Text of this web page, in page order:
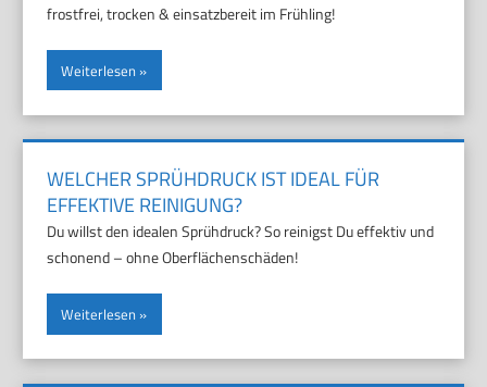
frostfrei, trocken & einsatzbereit im Frühling!
Weiterlesen
WELCHER SPRÜHDRUCK IST IDEAL FÜR
EFFEKTIVE REINIGUNG?
Du willst den idealen Sprühdruck? So reinigst Du effektiv und
schonend – ohne Oberflächenschäden!
Weiterlesen